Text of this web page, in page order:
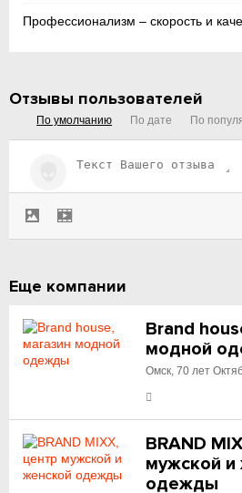
Профессионализм – скорость и
Отзывы пользователей
По умолчанию По дате По
Еще компании
Brand
модной
Омск, 70 лет
BRAND
мужской и
одежды